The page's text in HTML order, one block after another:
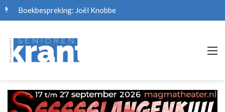
Boekbespreking: Joël Knobbe